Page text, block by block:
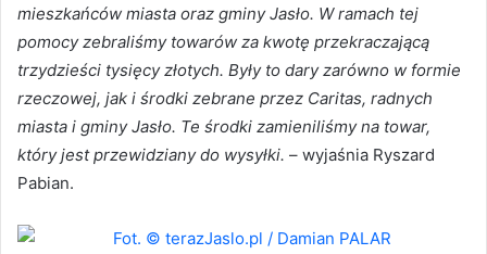
mieszkańców miasta oraz gminy Jasło. W ramach tej
pomocy zebraliśmy towarów za kwotę przekraczającą
trzydzieści tysięcy złotych. Były to dary zarówno w formie
rzeczowej, jak i środki zebrane przez Caritas, radnych
miasta i gminy Jasło. Te środki zamieniliśmy na towar,
który jest przewidziany do wysyłki. – wyjaśnia Ryszard
Pabian.